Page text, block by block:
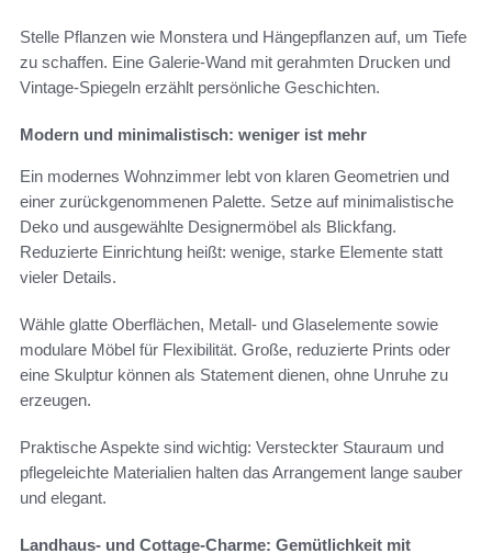
Stelle Pflanzen wie Monstera und Hängepflanzen auf, um Tiefe
zu schaffen. Eine Galerie-Wand mit gerahmten Drucken und
Vintage-Spiegeln erzählt persönliche Geschichten.
Modern und minimalistisch: weniger ist mehr
Ein modernes Wohnzimmer lebt von klaren Geometrien und
einer zurückgenommenen Palette. Setze auf minimalistische
Deko und ausgewählte Designermöbel als Blickfang.
Reduzierte Einrichtung heißt: wenige, starke Elemente statt
vieler Details.
Wähle glatte Oberflächen, Metall- und Glaselemente sowie
modulare Möbel für Flexibilität. Große, reduzierte Prints oder
eine Skulptur können als Statement dienen, ohne Unruhe zu
erzeugen.
Praktische Aspekte sind wichtig: Versteckter Stauraum und
pflegeleichte Materialien halten das Arrangement lange sauber
und elegant.
Landhaus- und Cottage-Charme: Gemütlichkeit mit